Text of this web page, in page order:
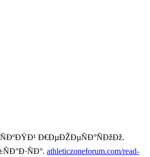
Ð€ÐµÐŽÐµÑÐ°ÑÐžÐž.
athleticzoneforum.com/read-